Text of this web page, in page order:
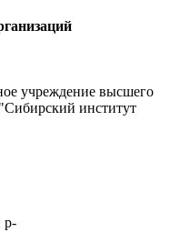
учреждение высшего
институт
р-